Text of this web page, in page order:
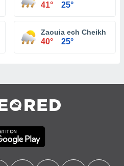
41° 25°
Zaouia ech Cheikh
40° 25°